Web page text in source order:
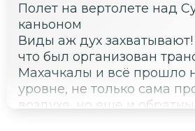
Полет на вертолете над
каньоном
Виды аж дух
что был организован
Махачкалы и всё прошло
уровне, не только сама
воздухе, но еще и